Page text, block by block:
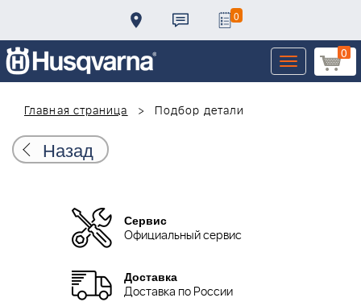
0
0
Toggle
navigation
Главная страница
Подбор детали
Назад
Сервис
Официальный сервис
Доставка
Доставка по России